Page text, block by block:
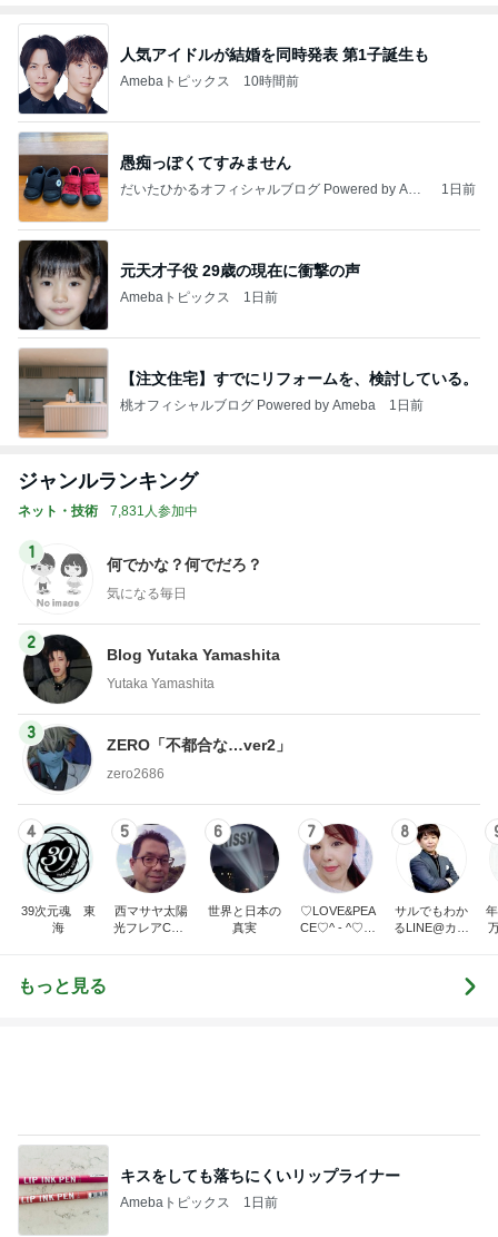
人気アイドルが結婚を同時発表 第1子誕生も
Amebaトピックス 10時間前
愚痴っぽくてすみません
だいたひかるオフィシャルブログ Powered by Ame
1日前
元天才子役 29歳の現在に衝撃の声
Amebaトピックス 1日前
【注文住宅】すでにリフォームを、検討している。
桃オフィシャルブログ Powered by Ameba 1日前
ジャンルランキング
ネット・技術 7,831人参加中
1
何でかな？何でだろ？
気になる毎日
2
Blog Yutaka Yamashita
Yutaka Yamashita
3
ZERO「不都合な…ver2」
zero2686
4
39次元魂 東
海
5
西マサヤ太陽
光フレアCME
6
世界と日本の
真実
7
♡LOVE&PEA
CE♡^ - ^♡の
8
サルでもわか
るLINE@カフ
発者のつぶや
もっと見る
高橋英樹 遊び疲れた愛犬の寝姿
Amebaトピックス 1日前